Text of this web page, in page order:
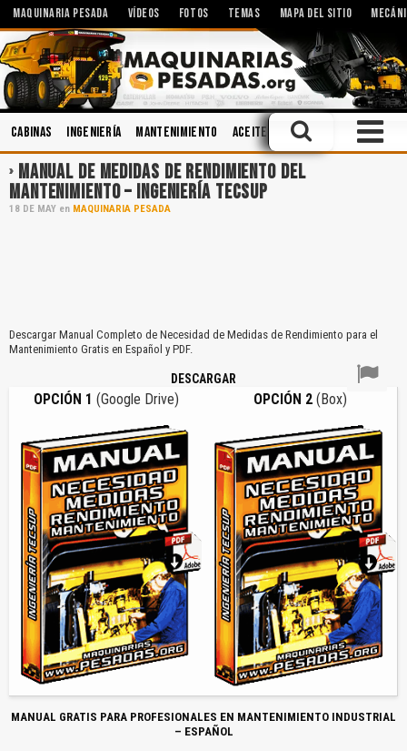
MAQUINARIA PESADA VÍDEOS FOTOS TEMAS MAPA DEL SITIO
Cabinas Ingeniería Mantenimiento Aceites Caja de Cambios
MANUAL DE MEDIDAS DE RENDIMIENTO DEL
MANTENIMIENTO – INGENIERÍA TECSUP
18 DE MAY en MAQUINARIA PESADA
Descargar Manual Completo de Necesidad de Medidas de Rendimiento para el
Mantenimiento Gratis en Español y PDF.
DESCARGAR
OPCIÓN 1 (Google Drive) OPCIÓN 2(Box)
MANUAL GRATIS PARA PROFESIONALES EN MANTENIMIENTO INDUSTRIAL
– ESPAÑOL